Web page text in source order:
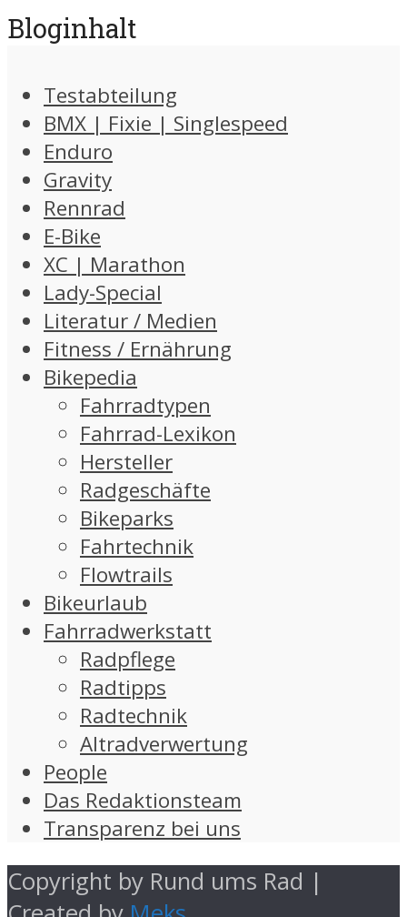
Bloginhalt
Testabteilung
BMX | Fixie | Singlespeed
Enduro
Gravity
Rennrad
E-Bike
XC | Marathon
Lady-Special
Literatur / Medien
Fitness / Ernährung
Bikepedia
Fahrradtypen
Fahrrad-Lexikon
Hersteller
Radgeschäfte
Bikeparks
Fahrtechnik
Flowtrails
Bikeurlaub
Fahrradwerkstatt
Radpflege
Radtipps
Radtechnik
Altradverwertung
People
Das Redaktionsteam
Transparenz bei uns
Copyright by Rund ums Rad |